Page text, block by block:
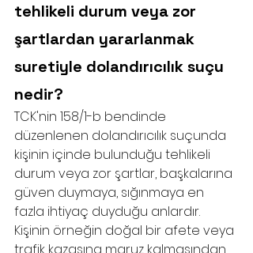
tehlikeli durum veya zor
şartlardan yararlanmak
suretiyle dolandırıcılık suçu
nedir?
TCK'nin 158/1-b bendinde
düzenlenen dolandırıcılık suçunda
kişinin içinde bulunduğu tehlikeli
durum veya zor şartlar, başkalarına
güven duymaya, sığınmaya en
fazla ihtiyaç duyduğu anlardır.
Kişinin örneğin doğal bir afete veya